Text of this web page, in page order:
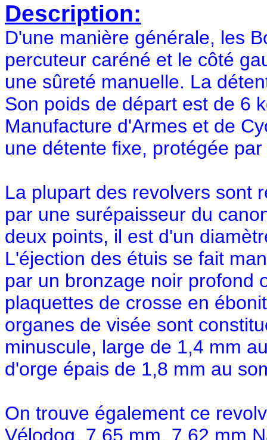
Description:
D'une manière générale, les
percuteur caréné et le côté
une sûreté manuelle. La
Son poids de départ est de 6
Manufacture d'Armes et de
une détente fixe, protégée
La plupart des revolvers sont
par une surépaisseur du
deux points, il est d'un
L'éjection des étuis se fait
par un bronzage noir profond
plaquettes de crosse en
organes de visée sont
minuscule, large de 1,4 mm
d'orge épais de 1,8 mm au
On trouve également ce
Vélodog, 7,65 mm, 7,62 mm